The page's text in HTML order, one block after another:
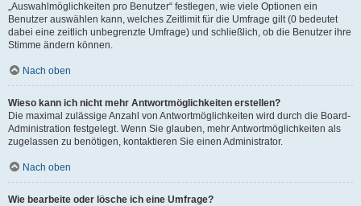
„Auswahlmöglichkeiten pro Benutzer“ festlegen, wie viele Optionen ein
Benutzer auswählen kann, welches Zeitlimit für die Umfrage gilt (0 bedeutet
dabei eine zeitlich unbegrenzte Umfrage) und schließlich, ob die Benutzer ihre
Stimme ändern können.
Nach oben
Wieso kann ich nicht mehr Antwortmöglichkeiten erstellen?
Die maximal zulässige Anzahl von Antwortmöglichkeiten wird durch die Board-
Administration festgelegt. Wenn Sie glauben, mehr Antwortmöglichkeiten als
zugelassen zu benötigen, kontaktieren Sie einen Administrator.
Nach oben
Wie bearbeite oder lösche ich eine Umfrage?